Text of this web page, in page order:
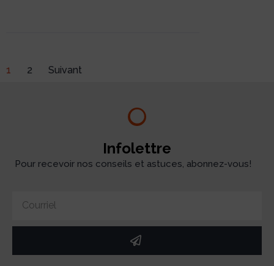
1 2 Suivant
Infolettre
Pour recevoir nos conseils et astuces, abonnez-vous!